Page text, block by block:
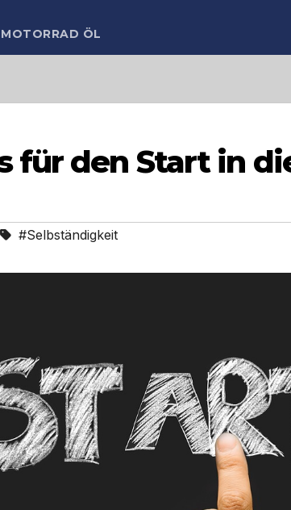
MOTORRAD ÖL
für den Start in
#Selbständigkeit